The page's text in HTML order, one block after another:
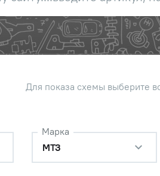
Для показа схемы выберите
Марка
МТЗ